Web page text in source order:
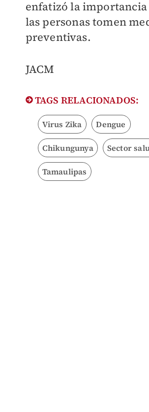
enfatizó la importancia
las personas tomen
preventivas.
JACM
TAGS RELACIONADOS:
Virus Zika Dengue
Chikungunya Sector
Tamaulipas